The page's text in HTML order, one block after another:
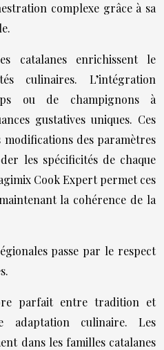
complexe grâce à sa
catalanes enrichissent le
culinaires. L’intégration
ou de champignons à
gustatives uniques. Ces
des paramètres
les spécificités de chaque
Cook Expert permet ces
la cohérence de la
passe par le respect
parfait entre tradition et
adaptation culinaire. Les
dans les familles catalanes